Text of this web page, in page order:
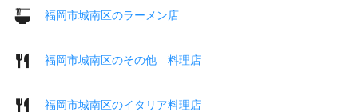
福岡市城南区のラーメン店
福岡市城南区のその他 料理店
福岡市城南区のイタリア料理店